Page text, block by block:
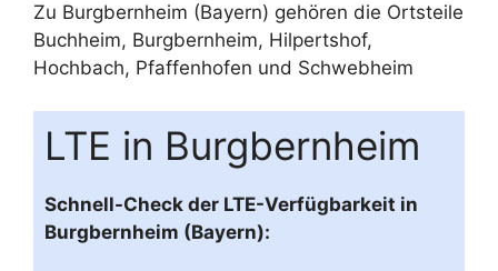
Zu Burgbernheim (Bayern) gehören die Ortsteile
Buchheim, Burgbernheim, Hilpertshof,
Hochbach, Pfaffenhofen und Schwebheim
LTE in Burgbernheim
Schnell-Check der LTE-Verfügbarkeit in
Burgbernheim (Bayern):